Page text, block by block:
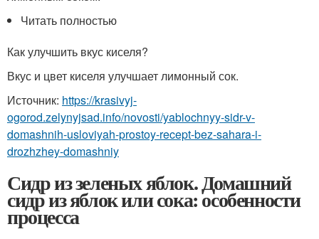
Читать полностью
Как улучшить вкус киселя?
Вкус и цвет киселя улучшает лимонный сок.
Источник: https://krasivyj-
ogorod.zelynyjsad.info/novosti/yablochnyy-sidr-v-
domashnih-usloviyah-prostoy-recept-bez-sahara-i-
drozhzhey-domashniy
Сидр из зеленых яблок. Домашний
сидр из яблок или сока: особенности
процесса